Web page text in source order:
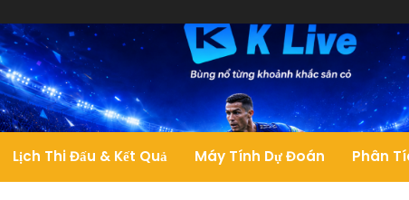
Lịch Thi Đấu & Kết Quả Máy Tính Dự Đoán Phân